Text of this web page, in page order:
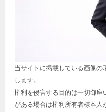
当サイトに掲載している画像
します。
権利を侵害する目的は一切御座
がある場合は権利所有者様本人